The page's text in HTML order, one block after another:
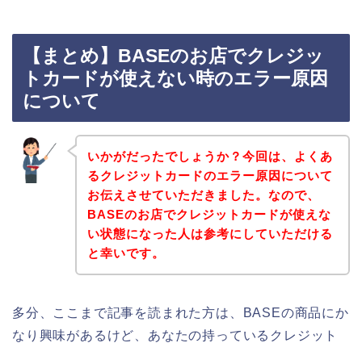
【まとめ】BASEのお店でクレジッ
トカードが使えない時のエラー原因
について
いかがだったでしょうか？今回は、よくあ
るクレジットカードのエラー原因について
お伝えさせていただきました。なので、
BASEのお店でクレジットカードが使えな
い状態になった人は参考にしていただける
と幸いです。
多分、ここまで記事を読まれた方は、BASEの商品にか
なり興味があるけど、あなたの持っているクレジット